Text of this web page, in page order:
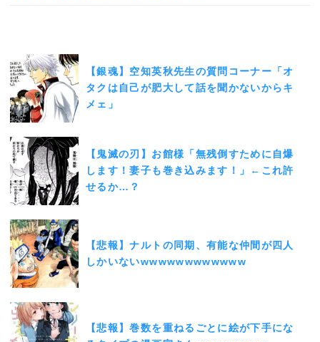
【銀魂】空知英秋先生の質問コーナー「オ
タクは自己が肥大して話を聞かないからキ
メェ」
【鬼滅の刃】お館様「無残倒すために自爆
します！妻子も巻き込みます！」←これ許
せるか…？
【悲報】ナルトの同期、有能な仲間が四人
しかいないwwwwwwwwwwww
【悲報】巻数を重ねるごとに絵が下手にな